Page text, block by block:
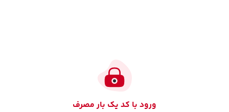
ورود با کد یک بار مصرف